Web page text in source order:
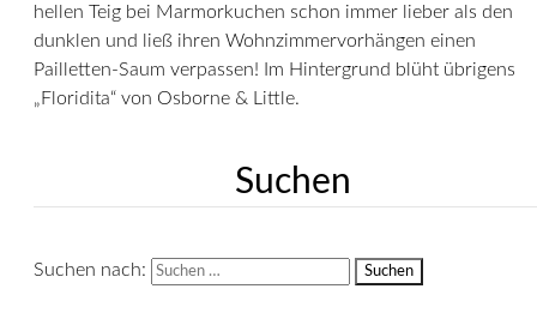
hellen Teig bei Marmorkuchen schon immer lieber als den
dunklen und ließ ihren Wohnzimmervorhängen einen
Pailletten-Saum verpassen! Im Hintergrund blüht übrigens
„Floridita“ von Osborne & Little.
Suchen
Suchen nach: